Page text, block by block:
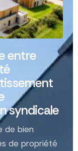
entre
syndicale
de bien
de propriété